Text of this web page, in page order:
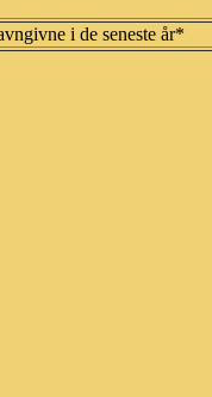
i de seneste år*